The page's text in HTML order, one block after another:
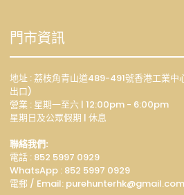
門市資訊
地址 : 荔枝角青山道489-491號香港工業中
出口)
營業 : 星期一至六 | 12:00pm - 6:00pm
星期日及公眾假期 | 休息
聯絡我們:
電話 : 852 5997 0929
WhatsApp : 852 5997 0929
電郵 / Email: purehunterhk@gmail.com